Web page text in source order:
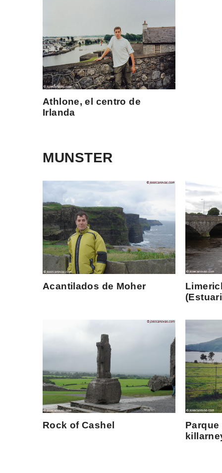
Athlone, el centro de
Irlanda
MUNSTER
Acantilados de Moher
Rock of Cashel